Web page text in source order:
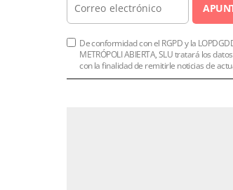
De conformidad con el RGPD y la
METRÓPOLI ABIERTA, SLU tratará los
con la finalidad de remitirle noticias de